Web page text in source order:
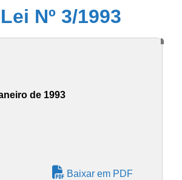
Lei Nº 3/1993
de 1993
Baixar em PDF